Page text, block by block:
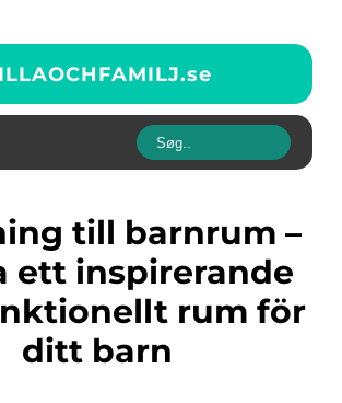
se
ett inspirerande
rum för
ditt barn